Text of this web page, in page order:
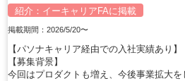
紹介： イーキャリアFAに掲載
掲載期間：2026/5/20〜
【パソナキャリア経由での入社実績あり】
【募集背景】
今回はプロダクトも増え、今後事業拡大